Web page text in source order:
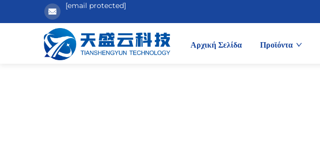
[email protected]
Αρχική Σελίδα Προϊόντα